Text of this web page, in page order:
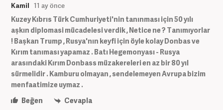
Kamil 11 ay önce
Kuzey Kıbrıs Türk Cumhuriyeti'nin tanınması için 50 yılı
aşkın diplomasi mücadelesi verdik , Netice ne ? Tanımıyorlar
! Başkan Trump , Rusya'nın keyfi için öyle kolay Donbas ve
Kırım tanıması yapamaz . Batı Hegemonyası - Rusya
arasındaki Kırım Donbass müzakereleri en az bir 80 yıl
sürmelidir . Kamburu olmayan , sendelemeyen Avrupa bizim
menfaatimize uymaz .
Beğen
Cevapla